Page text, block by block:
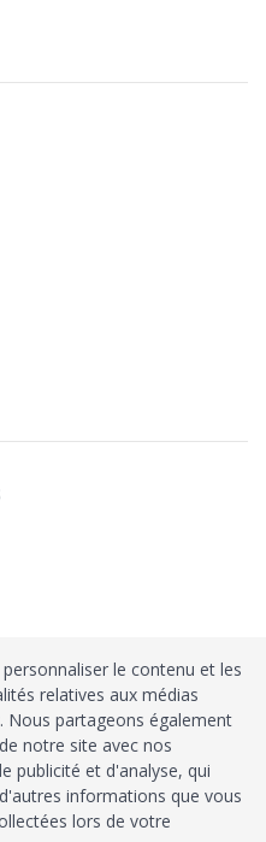
: n°212900
le contenu et les
relatives aux médias
Nous partageons également
notre site avec nos
publicité et d'analyse, qui
informations que vous
lors de votre